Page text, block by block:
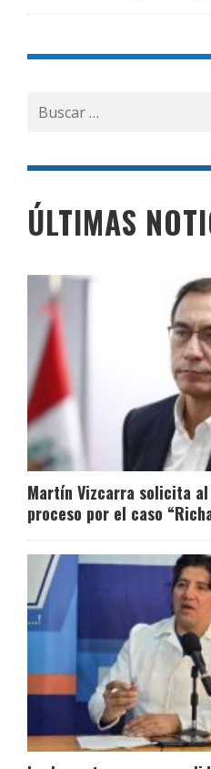
Buscar
por:
ÚLTIMAS
Martín Vizcarra solicita
proceso por el caso